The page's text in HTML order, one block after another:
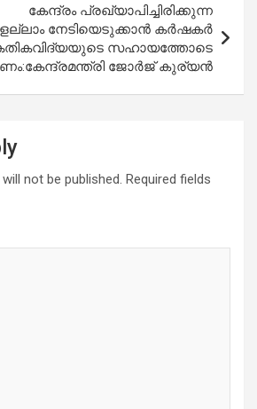
കേന്ദ്രം പ്രഖ്യാപിച്ചിരിക്കുന്ന
നേടിയെടുക്കാന്‍ കര്‍ഷകര്‍
സഹായത്തോടെ
ജോര്‍ജ് കുര്യന്‍
not be published. Required fields